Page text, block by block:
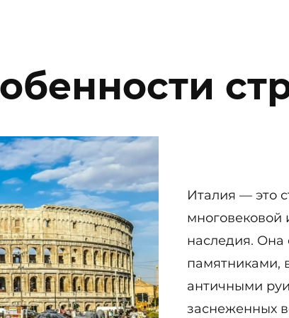
Италия — это
многовековой
наследия. Она
памятниками,
античными
заснеженных